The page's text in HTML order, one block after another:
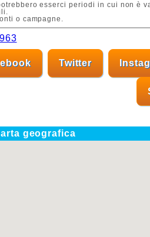
esserci periodi in cui non è
o campagne.
Twitter
geografica